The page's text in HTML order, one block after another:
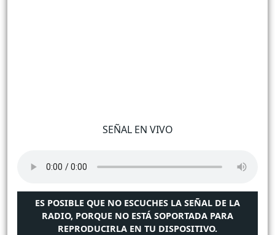
SEÑAL EN VIVO
ES POSIBLE QUE NO ESCUCHES LA SEÑAL DE LA
RADIO, PORQUE NO ESTÁ SOPORTADA PARA
REPRODUCIRLA EN TU DISPOSITIVO.